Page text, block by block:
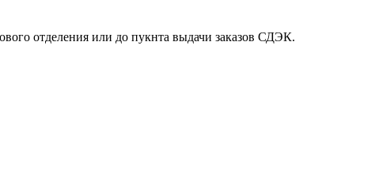
отделения или до пукнта выдачи заказов СДЭК.